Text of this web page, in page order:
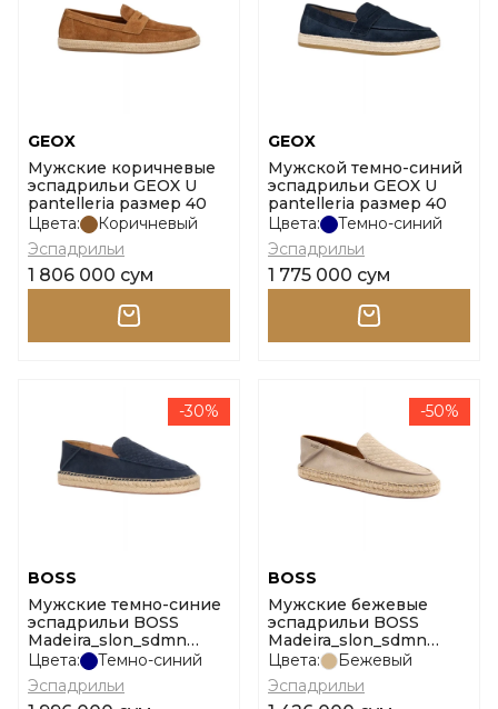
GEOX
Мужские коричневые
эспадрильи GEOX U
pantelleria размер 40
Цвета:
Коричневый
Эспадрильи
1 806 000 сум
GEOX
Мужской темно-синий
эспадрильи GEOX U
pantelleria размер 40
Цвета:
Темно-синий
Эспадрильи
1 775 000 сум
-30%
BOSS
Мужские темно-синие
эспадрильи BOSS
Madeira_slon_sdmn
10260400 01 размер 41
Цвета:
Темно-синий
Эспадрильи
-50%
BOSS
Мужские бежевые
эспадрильи BOSS
Madeira_slon_sdmn
10260400 01 размер 44
Цвета:
Бежевый
Эспадрильи